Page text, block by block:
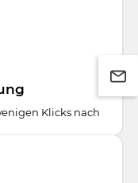
Klicks nach